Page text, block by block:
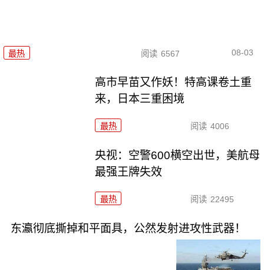
最热 阅读 6567 08-03
高市早苗又作妖！特高课卷土重
来，日本三重困境
最热 阅读 4006
央视：空警600横空出世，美航母
最强王牌失效
最热 阅读 22495
东瀛彻底撕掉和平面具，公然发射进攻性武器！